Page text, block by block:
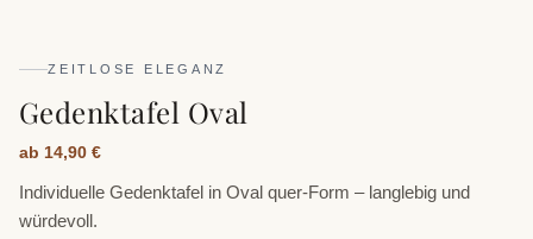
ZEITLOSE ELEGANZ
Gedenktafel Oval
ab 14,90 €
Individuelle Gedenktafel in Oval quer-Form – langlebig und
würdevoll.